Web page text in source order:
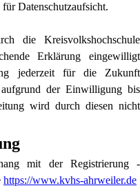
Datenschutzaufsicht.
die Kreisvolkshochschule
Erklärung eingewilligt
jederzeit für die Zukunft
der Einwilligung bis
wird durch diesen nicht
mit der Registrierung -
https://www.kvhs-ahrweiler.de